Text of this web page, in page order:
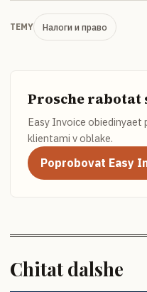
TEMY Налоги и право
Prosche rabotat
Easy Invoice obiedinyaet
klientami v oblake.
Poprobovat Easy
Chitat dalshe